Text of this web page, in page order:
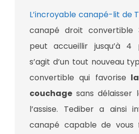
L’incroyable canapé-lit de
canapé droit convertible
peut accueillir jusqu’à 4
s’agit d’un tout nouveau
convertible qui favorise
couchage sans
l’assise. Tediber a ainsi
canapé capable de vous